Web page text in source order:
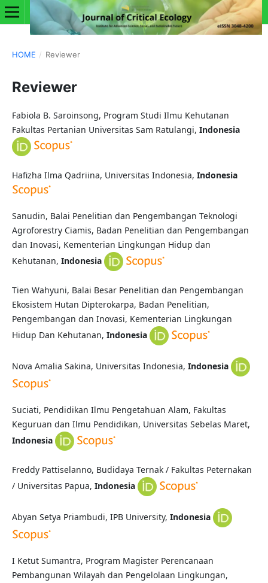
HOME / Reviewer
Reviewer
Fabiola B. Saroinsong, Program Studi Ilmu Kehutanan
Fakultas Pertanian Universitas Sam Ratulangi, Indonesia
Hafizha Ilma Qadriina, Universitas Indonesia, Indonesia
Sanudin, Balai Penelitian dan Pengembangan Teknologi
Agroforestry Ciamis, Badan Penelitian dan Pengembangan
dan Inovasi, Kementerian Lingkungan Hidup dan
Kehutanan, Indonesia
Tien Wahyuni, Balai Besar Penelitian dan Pengembangan
Ekosistem Hutan Dipterokarpa, Badan Penelitian,
Pengembangan dan Inovasi, Kementerian Lingkungan
Hidup Dan Kehutanan, Indonesia
Nova Amalia Sakina, Universitas Indonesia, Indonesia
Suciati, Pendidikan Ilmu Pengetahuan Alam, Fakultas
Keguruan dan Ilmu Pendidikan, Universitas Sebelas Maret,
Indonesia
Freddy Pattiselanno, Budidaya Ternak / Fakultas Peternakan
/ Universitas Papua, Indonesia
Abyan Setya Priambudi, IPB University, Indonesia
I Ketut Sumantra, Program Magister Perencanaan
Pembangunan Wilayah dan Pengelolaan Lingkungan,